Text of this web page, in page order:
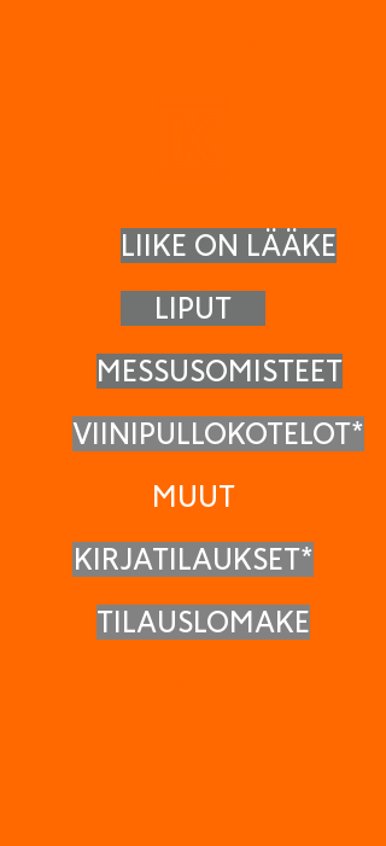
LIIKE ON LÄÄKE
LIPUT
MESSUSOMISTEET
VIINIPULLOKOTELOT*
MUUT
KIRJATILAUKSET*
TILAUSLOMAKE